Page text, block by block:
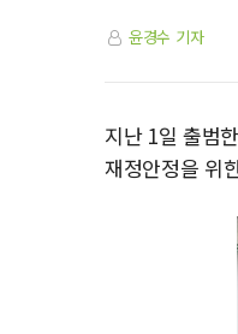
윤경수 기자
지난 1일 출범
재정안정을 위